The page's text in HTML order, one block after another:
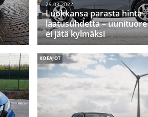
29.03.2022
Luokkansa parasta hinta-
laatusuhdetta –
ei jätä kylmäksi
KOEAJOT